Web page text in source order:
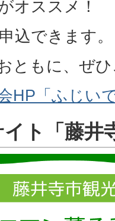
オススメ！
込できます。
ともに、ぜ
HP「ふじい
ト「藤井